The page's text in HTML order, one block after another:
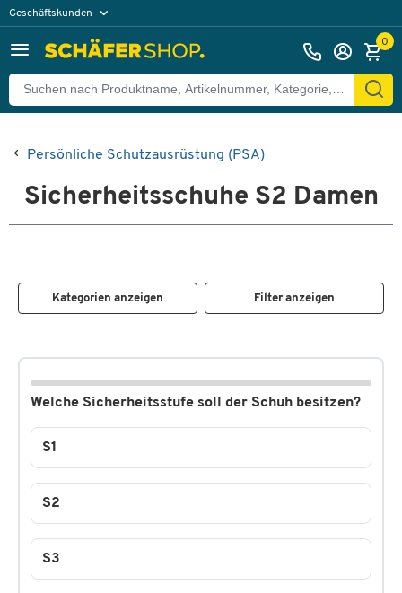
Geschäftskunden
0
Persönliche Schutzausrüstung (PSA)
Sicherheitsschuhe S2 Damen
Kategorien anzeigen Filter anzeigen
Welche Sicherheitsstufe soll der Schuh besitzen?
S1
S2
S3